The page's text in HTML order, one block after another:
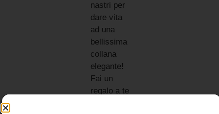
nastri per
dare vita
ad una
bellissima
collana
elegante!
Fai un
regalo a te